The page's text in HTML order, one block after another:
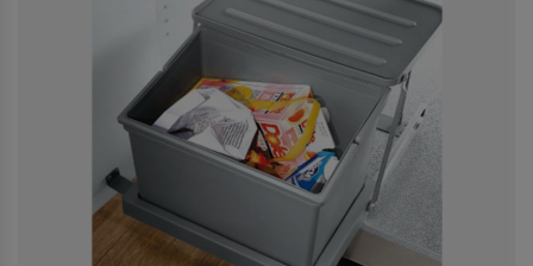
ở Bắc Ninh đã đặt bếp từ cách đây 2 giờ